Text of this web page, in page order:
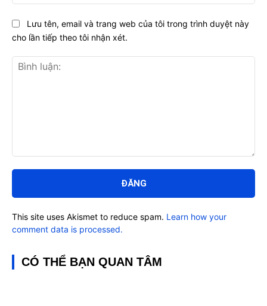
luận:
Lưu tên, email và trang web của tôi trong trình duyệt này
cho lần tiếp theo tôi nhận xét.
This site uses Akismet to reduce spam. Learn how your
comment data is processed.
CÓ THỂ BẠN QUAN TÂM